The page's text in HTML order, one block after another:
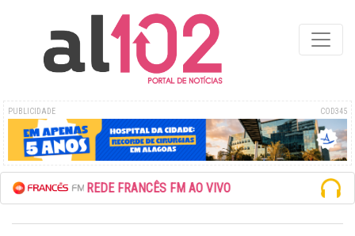
PUBLICIDADE COD345
ESCUTE A REDE FRANCÊS FM AO VIVO